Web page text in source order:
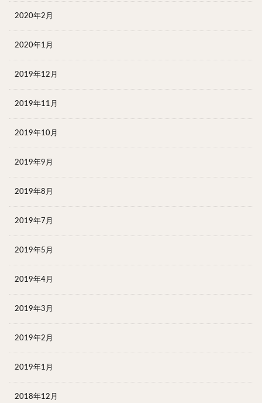
2020年2月
2020年1月
2019年12月
2019年11月
2019年10月
2019年9月
2019年8月
2019年7月
2019年5月
2019年4月
2019年3月
2019年2月
2019年1月
2018年12月